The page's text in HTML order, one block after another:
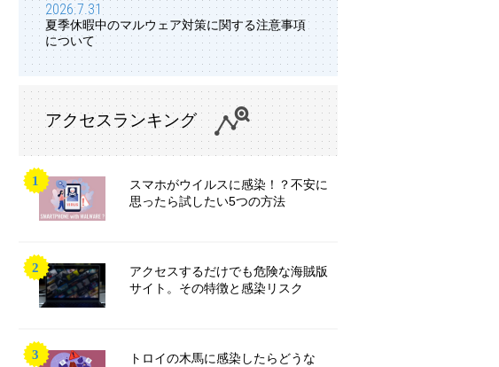
2026.7.31
夏季休暇中のマルウェア対策に関する注意事項
について
アクセスランキング
スマホがウイルスに感染！？不安に
思ったら試したい5つの方法
アクセスするだけでも危険な海賊版
サイト。その特徴と感染リスク
トロイの木馬に感染したらどうな